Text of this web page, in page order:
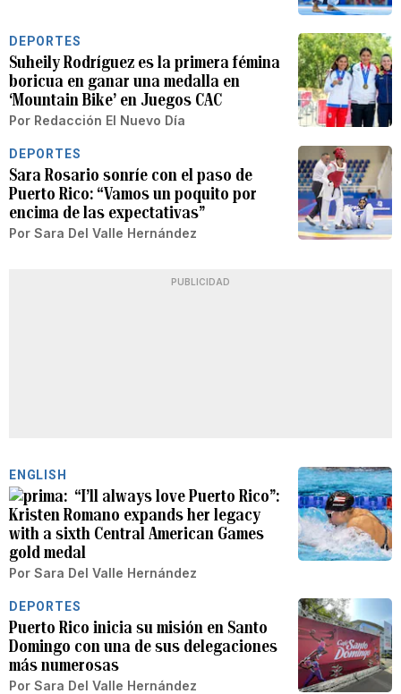
DEPORTES
Suheily Rodríguez es la primera fémina
boricua en ganar una medalla en
‘Mountain Bike’ en Juegos CAC
Por Redacción El Nuevo Día
DEPORTES
Sara Rosario sonríe con el paso de
Puerto Rico: “Vamos un poquito por
encima de las expectativas”
Por Sara Del Valle Hernández
PUBLICIDAD
ENGLISH
“I’ll always love Puerto Rico”:
Kristen Romano expands her legacy
with a sixth Central American Games
gold medal
Por Sara Del Valle Hernández
DEPORTES
Puerto Rico inicia su misión en Santo
Domingo con una de sus delegaciones
más numerosas
Por Sara Del Valle Hernández